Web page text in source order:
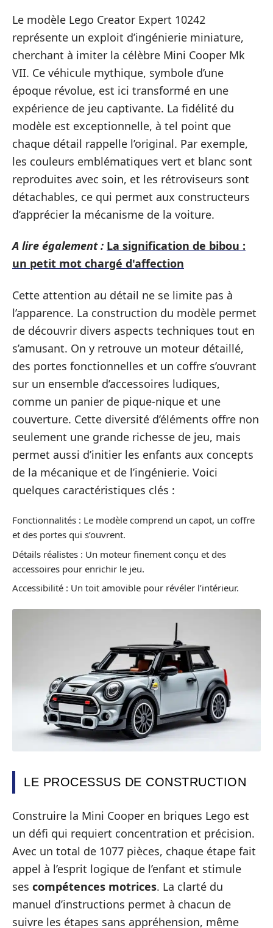
Le modèle Lego Creator Expert 10242
représente un exploit d’ingénierie miniature,
cherchant à imiter la célèbre Mini Cooper Mk
VII. Ce véhicule mythique, symbole d’une
époque révolue, est ici transformé en une
expérience de jeu captivante. La fidélité du
modèle est exceptionnelle, à tel point que
chaque détail rappelle l’original. Par exemple,
les couleurs emblématiques vert et blanc sont
reproduites avec soin, et les rétroviseurs sont
détachables, ce qui permet aux constructeurs
d’apprécier la mécanisme de la voiture.
A lire également : La signification de bibou :
un petit mot chargé d'affection
Cette attention au détail ne se limite pas à
l’apparence. La construction du modèle permet
de découvrir divers aspects techniques tout en
s’amusant. On y retrouve un moteur détaillé,
des portes fonctionnelles et un coffre s’ouvrant
sur un ensemble d’accessoires ludiques,
comme un panier de pique-nique et une
couverture. Cette diversité d’éléments offre non
seulement une grande richesse de jeu, mais
permet aussi d’initier les enfants aux concepts
de la mécanique et de l’ingénierie. Voici
quelques caractéristiques clés :
Fonctionnalités : Le modèle comprend un capot, un coffre
et des portes qui s’ouvrent.
Détails réalistes : Un moteur finement conçu et des
accessoires pour enrichir le jeu.
Accessibilité : Un toit amovible pour révéler l’intérieur.
LE PROCESSUS DE CONSTRUCTION
Construire la Mini Cooper en briques Lego est
un défi qui requiert concentration et précision.
Avec un total de 1077 pièces, chaque étape fait
appel à l’esprit logique de l’enfant et stimule
ses compétences motrices. La clarté du
manuel d’instructions permet à chacun de
suivre les étapes sans appréhension, même